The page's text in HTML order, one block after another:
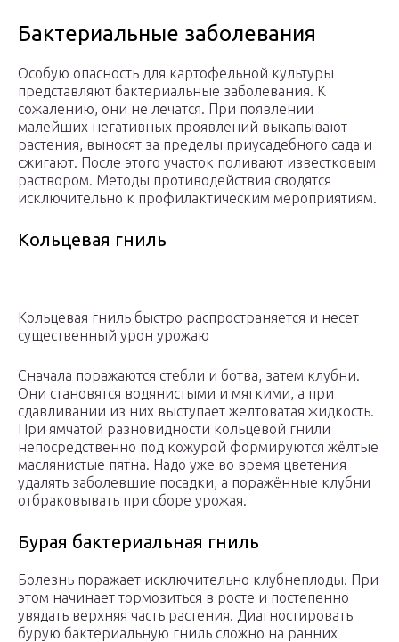
Бактериальные заболевания
Особую опасность для картофельной культуры
представляют бактериальные заболевания. К
сожалению, они не лечатся. При появлении
малейших негативных проявлений выкапывают
растения, выносят за пределы приусадебного сада и
сжигают. После этого участок поливают известковым
раствором. Методы противодействия сводятся
исключительно к профилактическим мероприятиям.
Кольцевая гниль
Кольцевая гниль быстро распространяется и несет
существенный урон урожаю
Сначала поражаются стебли и ботва, затем клубни.
Они становятся водянистыми и мягкими, а при
сдавливании из них выступает желтоватая жидкость.
При ямчатой разновидности кольцевой гнили
непосредственно под кожурой формируются жёлтые
маслянистые пятна. Надо уже во время цветения
удалять заболевшие посадки, а поражённые клубни
отбраковывать при сборе урожая.
Бурая бактериальная гниль
Болезнь поражает исключительно клубнеплоды. При
этом начинает тормозиться в росте и постепенно
увядать верхняя часть растения. Диагностировать
бурую бактериальную гниль сложно на ранних